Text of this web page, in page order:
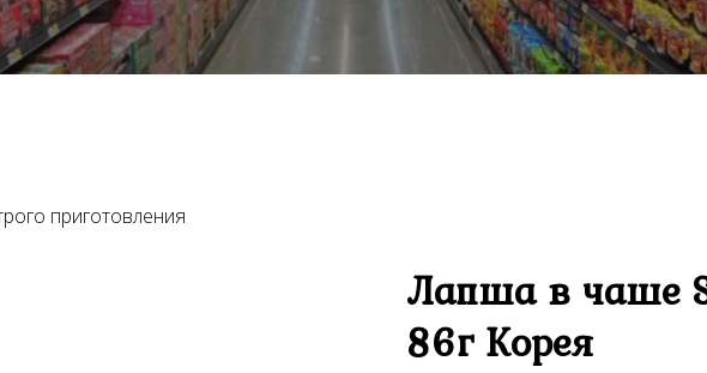
приготовления
Лапша в чаше
86г Корея